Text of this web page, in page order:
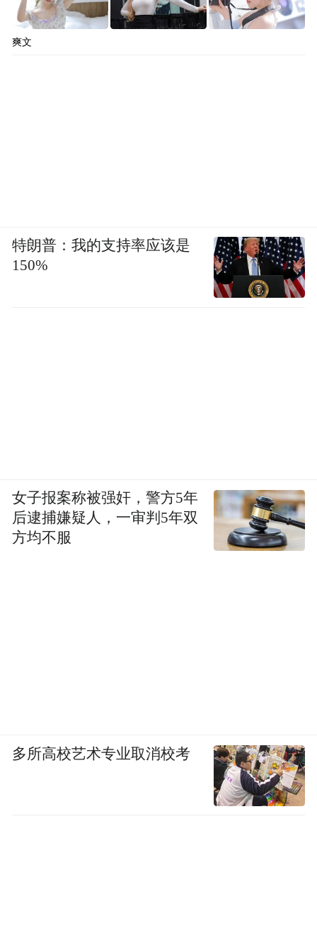
频)为凤凰网旗下自媒体平台“大风号”用户上传并发
布，本平台仅提供信息存储空间服务。
Notice: The content above (including the videos,
pictures and audios if any) is uploaded and posted
by the user of Dafeng Hao, which is a social media
爽文
特朗普：我的支持率应该是
150%
女子报案称被强奸，警方5年
后逮捕嫌疑人，一审判5年双
方均不服
多所高校艺术专业取消校考